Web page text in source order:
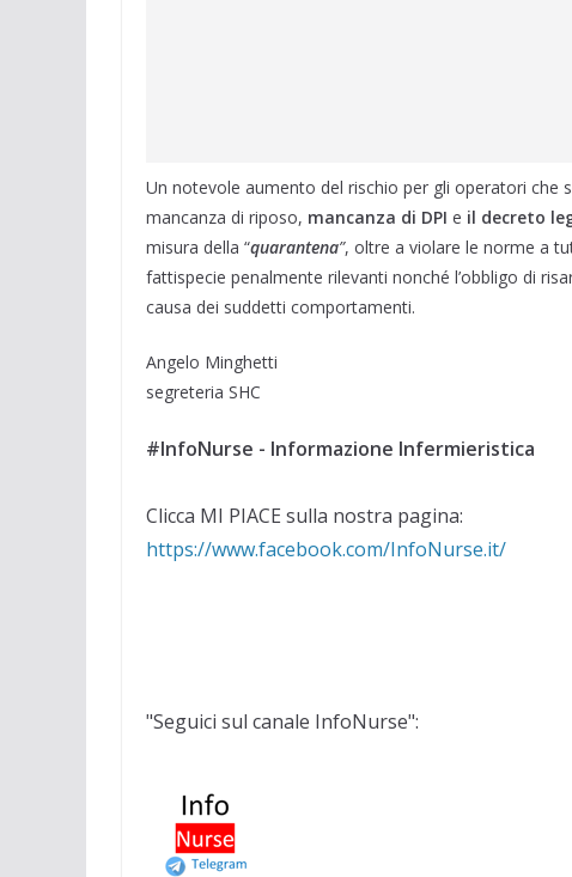
Un notevole aumento del rischio per gli operatori
mancanza di riposo, mancanza di DPI e il decreto
misura della “quarantena”, oltre a violare le norme a
fattispecie penalmente rilevanti nonché l’obbligo di
causa dei suddetti comportamenti.
Angelo Minghetti
segreteria SHC
#InfoNurse - Informazione Infermieristica
Clicca MI PIACE sulla nostra pagina:
https://www.facebook.com/InfoNurse.it/
"Seguici sul canale InfoNurse":